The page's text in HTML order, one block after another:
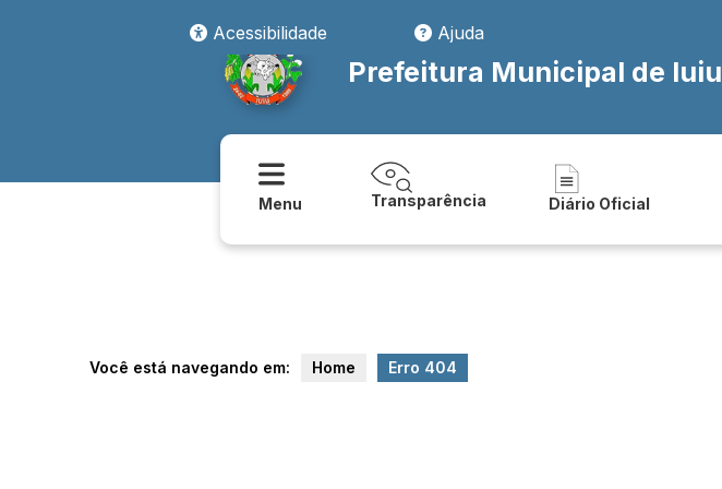
Acessibilidade
Ajuda
Prefeitura Municipal de Iuiu
Menu Transparência Diário Oficial
Você está navegando em: Home Erro 404